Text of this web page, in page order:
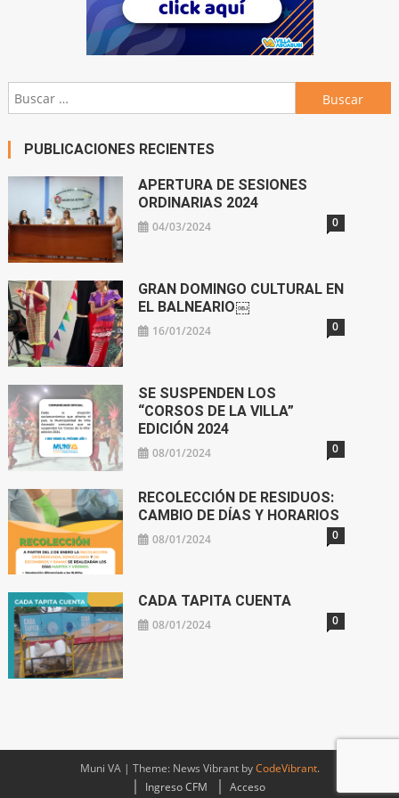
Buscar:
PUBLICACIONES RECIENTES
APERTURA DE SESIONES
ORDINARIAS 2024
04/03/2024 0
GRAN DOMINGO CULTURAL EN
EL BALNEARIO￼
16/01/2024 0
SE SUSPENDEN LOS
“CORSOS DE LA VILLA”
EDICIÓN 2024
08/01/2024 0
RECOLECCIÓN DE RESIDUOS:
CAMBIO DE DÍAS Y HORARIOS
08/01/2024 0
CADA TAPITA CUENTA
08/01/2024 0
Muni VA | Theme: News Vibrant byCodeVibrant.
Ingreso CFM
Acceso